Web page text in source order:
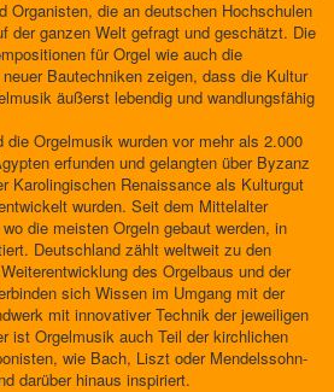
Organisten, die an deutschen Hochschulen
der ganzen Welt gefragt und geschätzt. Die
für Orgel wie auch die
Bautechniken zeigen, dass die Kultur
äußerst lebendig und wandlungsfähig
die Orgelmusik wurden vor mehr als 2.000
erfunden und gelangten über Byzanz
Karolingischen Renaissance als Kulturgut
wurden. Seit dem Mittelalter
die meisten Orgeln gebaut werden, in
Deutschland zählt weltweit zu den
des Orgelbaus und der
sich Wissen im Umgang mit der
mit innovativer Technik der jeweiligen
ist Orgelmusik auch Teil der kirchlichen
wie Bach, Liszt oder Mendelssohn-
darüber hinaus inspiriert.